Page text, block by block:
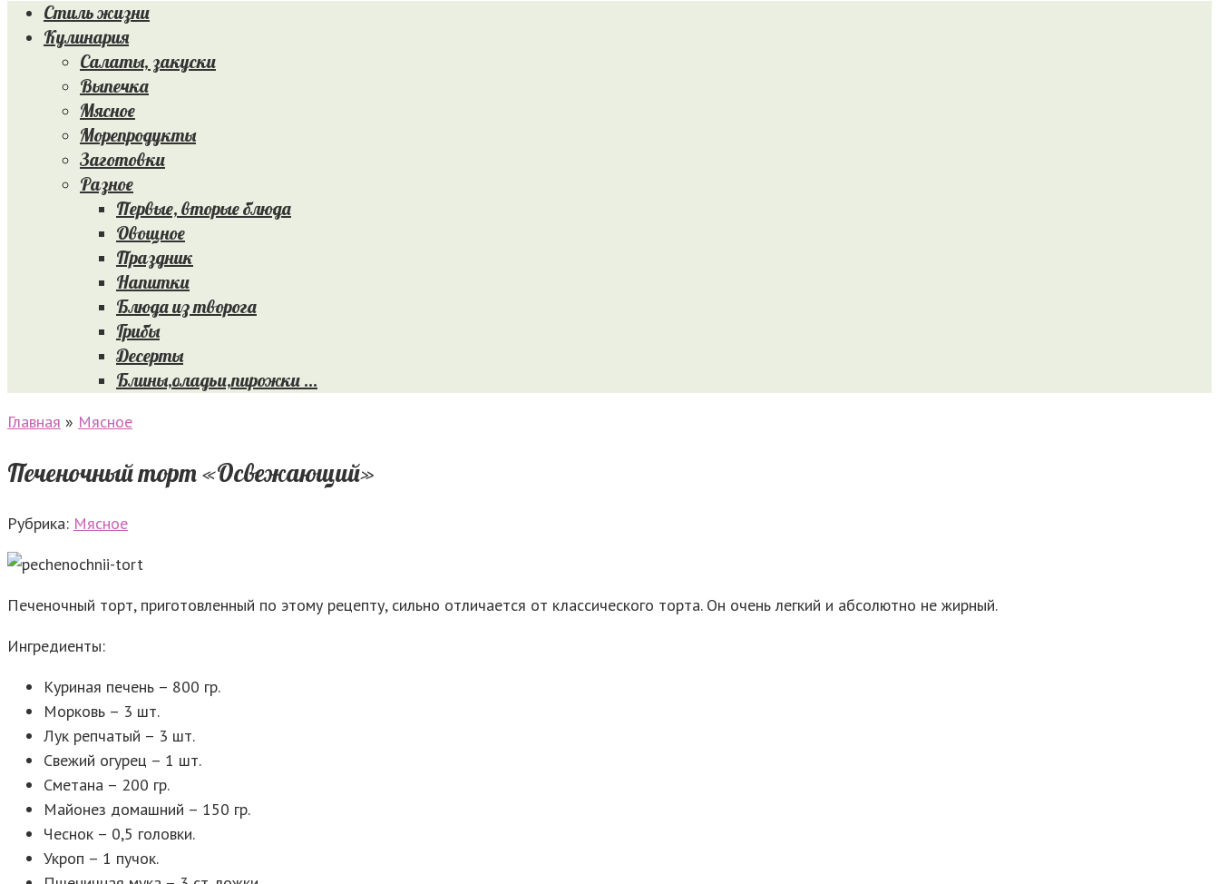
Стиль жизни
Кулинария
Салаты, закуски
Выпечка
Мясное
Морепродукты
Заготовки
Разное
Первые, вторые блюда
Овощное
Праздник
Напитки
Блюда из творога
Грибы
Десерты
Блины,оладьи,пирожки …
Главная » Мясное
Печеночный торт «Освежающий»
Рубрика: Мясное
Печеночный торт, приготовленный по этому рецепту, сильно отличается от классического торта. Он очень легкий и абсолютно не жирный.
Ингредиенты:
Куриная печень – 800 гр.
Морковь – 3 шт.
Лук репчатый – 3 шт.
Свежий огурец – 1 шт.
Сметана – 200 гр.
Майонез домашний – 150 гр.
Чеснок – 0,5 головки.
Укроп – 1 пучок.